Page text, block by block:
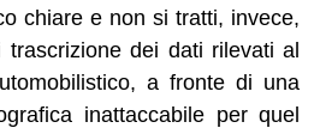
chiare e non si tratti, invece,
dei dati rilevati al
a fronte di una
inattaccabile per quel